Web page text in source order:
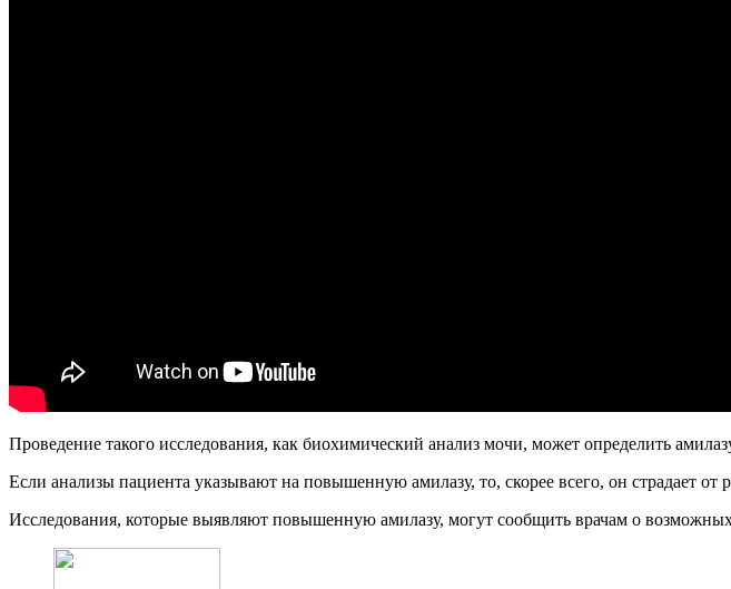
Проведение такого исследования, как биохимический анализ мочи, может определить
Если анализы пациента указывают на повышенную амилазу, то, скорее всего, он страдает
Исследования, которые выявляют повышенную амилазу, могут сообщить врачам о